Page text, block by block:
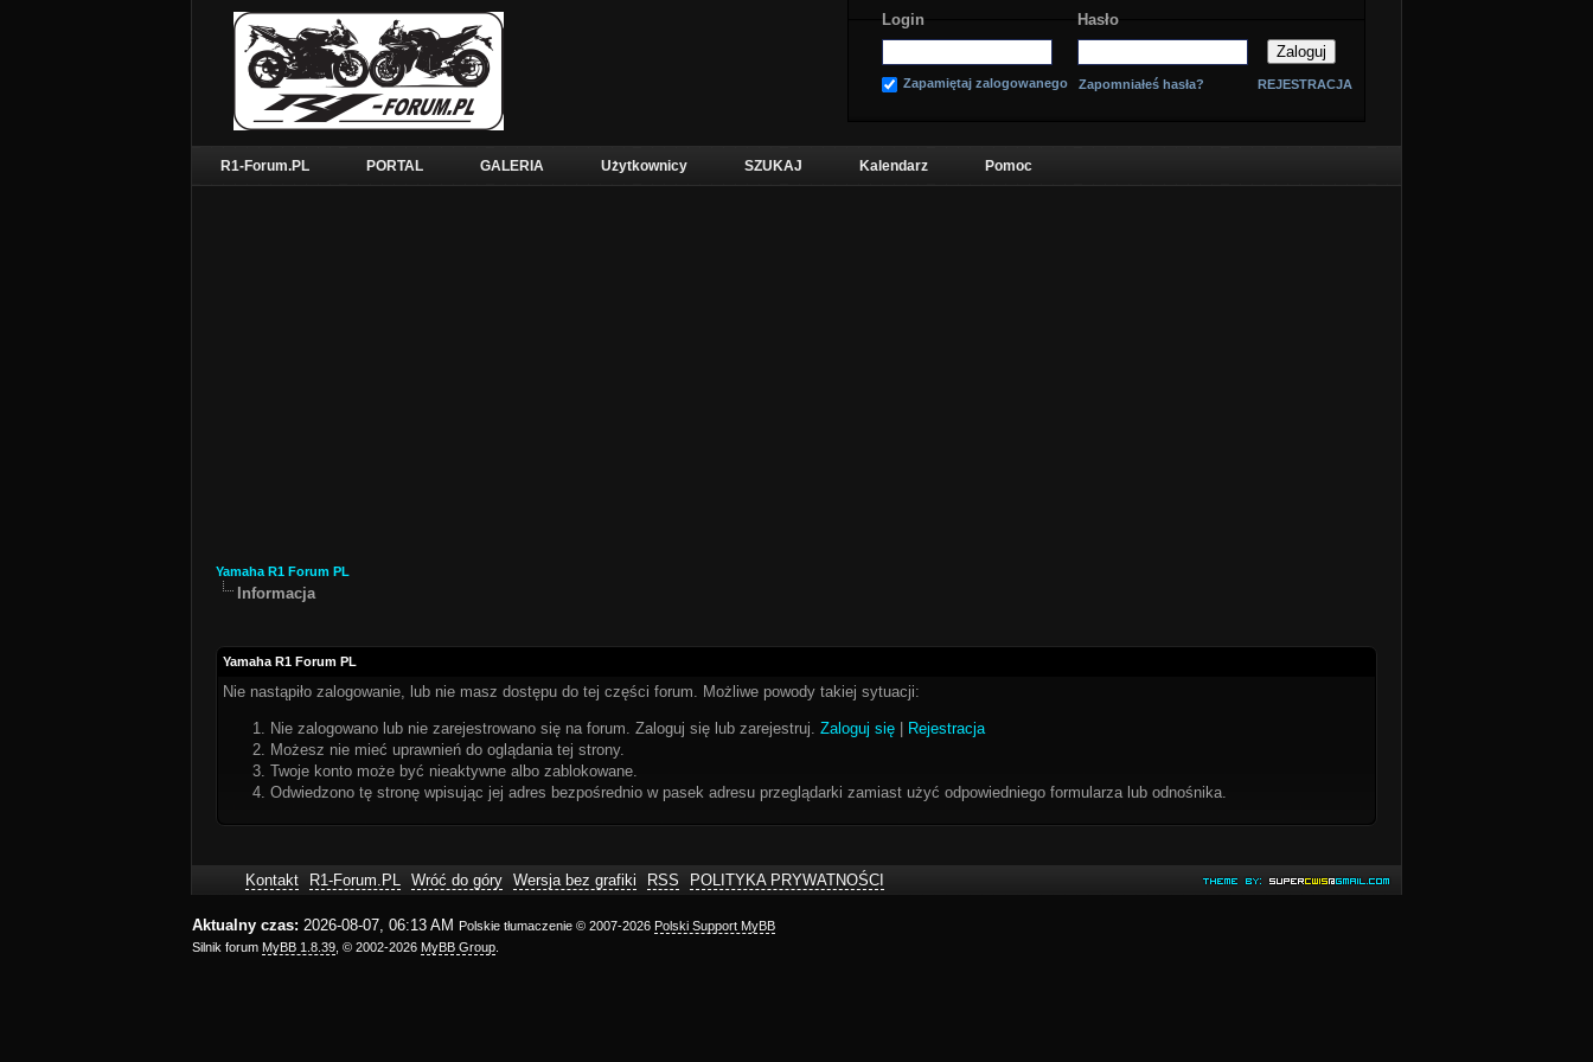
Login Hasło
Zapamiętaj zalogowanego Zapomniałeś hasła? REJESTRACJA
R1-Forum.PL PORTAL GALERIA Użytkownicy SZUKAJ Kalendarz Pomoc
Yamaha R1 Forum PL
Informacja
Yamaha R1 Forum PL
Nie nastąpiło zalogowanie, lub nie masz dostępu do tej części forum. Możliwe powody takiej sytuacji:
Nie zalogowano lub nie zarejestrowano się na forum. Zaloguj się lub zarejestruj. Zaloguj się
Rejestracja
Możesz nie mieć uprawnień do oglądania tej strony.
Twoje konto może być nieaktywne albo zablokowane.
Odwiedzono tę stronę wpisując jej adres bezpośrednio w pasek adresu przeglądarki zamiast użyć odpowiedniego formularza lub odnośnika.
Kontakt R1-Forum.PL Wróć do góry Wersja bez grafiki RSS POLITYKA PRYWATNOŚCI
Aktualny czas: 2026-08-07, 06:13 AM Polskie tłumaczenie © 2007-2026 Polski Support MyBB
Silnik forum MyBB 1.8.39 , © 2002-2026 MyBB Group